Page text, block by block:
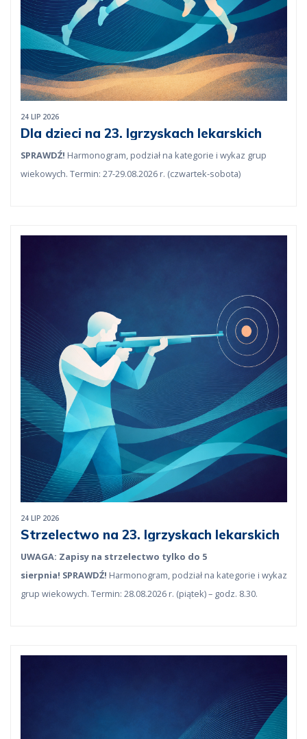
24 LIP 2026
Dla dzieci na 23. Igrzyskach lekarskich
SPRAWDŹ! Harmonogram, podział na kategorie i wykaz grup
wiekowych. Termin: 27-29.08.2026 r. (czwartek-sobota)
24 LIP 2026
Strzelectwo na 23. Igrzyskach lekarskich
UWAGA: Zapisy na strzelectwo tylko do 5
sierpnia! SPRAWDŹ! Harmonogram, podział na kategorie i wykaz
grup wiekowych. Termin: 28.08.2026 r. (piątek) – godz. 8.30.